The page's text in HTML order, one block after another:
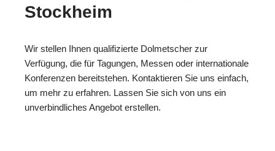
Stockheim
Wir stellen Ihnen qualifizierte Dolmetscher zur
Verfügung, die für Tagungen, Messen oder internationale
Konferenzen bereitstehen. Kontaktieren Sie uns einfach,
um mehr zu erfahren. Lassen Sie sich von uns ein
unverbindliches Angebot erstellen.